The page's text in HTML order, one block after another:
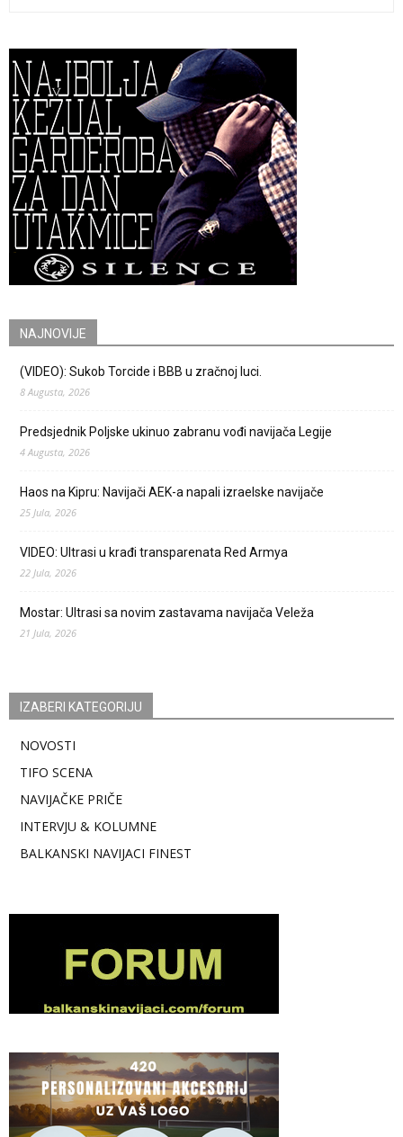
NAJNOVIJE
(VIDEO): Sukob Torcide i BBB u zračnoj luci.
8 Augusta, 2026
Predsjednik Poljske ukinuo zabranu vođi navijača Legije
4 Augusta, 2026
Haos na Kipru: Navijači AEK-a napali izraelske navijače
25 Jula, 2026
VIDEO: Ultrasi u krađi transparenata Red Armya
22 Jula, 2026
Mostar: Ultrasi sa novim zastavama navijača Veleža
21 Jula, 2026
IZABERI KATEGORIJU
NOVOSTI
TIFO SCENA
NAVIJAČKE PRIČE
INTERVJU & KOLUMNE
BALKANSKI NAVIJACI FINEST